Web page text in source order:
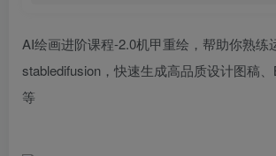
AI绘画进阶课程-2.0机甲重绘，帮助你熟练
stabledifusion，快速生成高品质设计图稿
等